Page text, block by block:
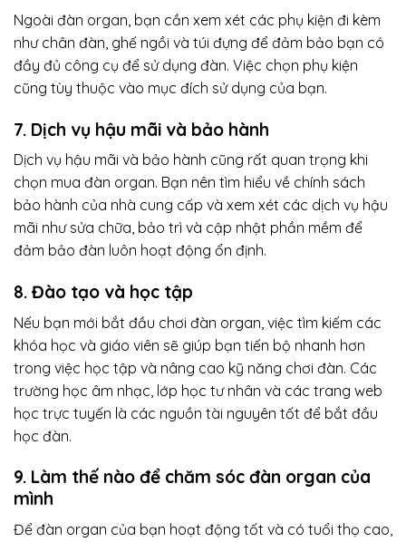
Ngoài đàn organ, bạn cần xem xét các phụ kiện đi kèm
như chân đàn, ghế ngồi và túi đựng để đảm bảo bạn có
đầy đủ công cụ để sử dụng đàn. Việc chọn phụ kiện
cũng tùy thuộc vào mục đích sử dụng của bạn.
7. Dịch vụ hậu mãi và bảo hành
Dịch vụ hậu mãi và bảo hành cũng rất quan trọng khi
chọn mua đàn organ. Bạn nên tìm hiểu về chính sách
bảo hành của nhà cung cấp và xem xét các dịch vụ hậu
mãi như sửa chữa, bảo trì và cập nhật phần mềm để
đảm bảo đàn luôn hoạt động ổn định.
8. Đào tạo và học tập
Nếu bạn mới bắt đầu chơi đàn organ, việc tìm kiếm các
khóa học và giáo viên sẽ giúp bạn tiến bộ nhanh hơn
trong việc học tập và nâng cao kỹ năng chơi đàn. Các
trường học âm nhạc, lớp học tư nhân và các trang web
học trực tuyến là các nguồn tài nguyên tốt để bắt đầu
học đàn.
9. Làm thế nào để chăm sóc đàn organ của
mình
Để đàn organ của bạn hoạt động tốt và có tuổi thọ cao,